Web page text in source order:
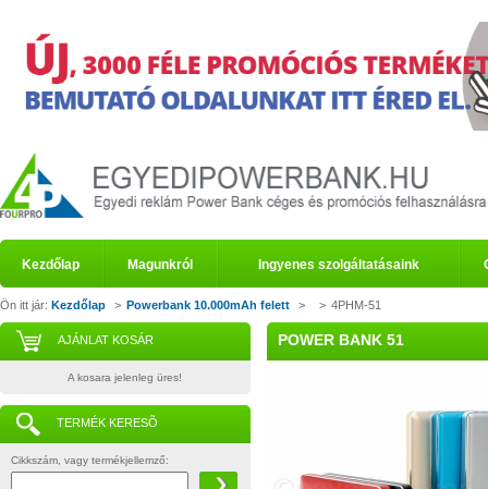
Kezdőlap Magunkról Ingyenes szolgáltatásaink
Ön itt jár: Kezdőlap > Powerbank 10.000mAh felett > > 4PHM-51
AJÁNLAT KOSÁR
A kosara jelenleg üres!
TERMÉK KERESÕ
Cikkszám, vagy termékjellemző:
POWER BANK 51